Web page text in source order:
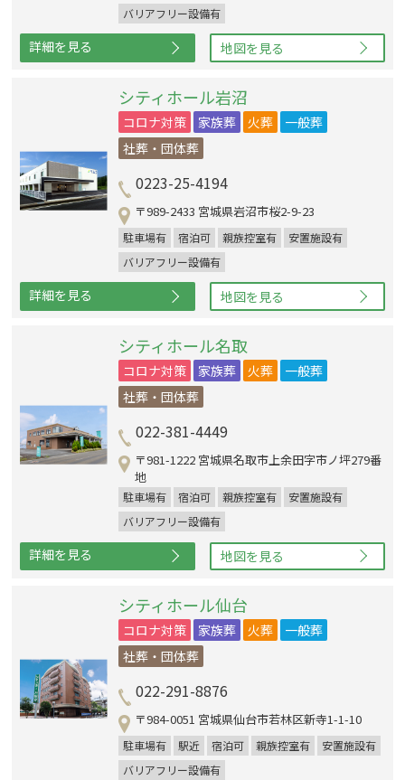
バリアフリー設備有
詳細を見る 地図を見る
シティホール岩沼
コロナ対策 家族葬 火葬
一般葬
社葬・団体葬
0223-25-4194
〒989-2433 宮城県岩沼市桜2-9-23
駐車場有 宿泊可 親族控室有
安置施設有
バリアフリー設備有
詳細を見る 地図を見る
シティホール名取
コロナ対策 家族葬 火葬
一般葬
社葬・団体葬
022-381-4449
〒981-1222 宮城県名取市上余田字市ノ坪279番
地
駐車場有 宿泊可 親族控室有
安置施設有
バリアフリー設備有
詳細を見る 地図を見る
シティホール仙台
コロナ対策 家族葬 火葬
一般葬
社葬・団体葬
022-291-8876
〒984-0051 宮城県仙台市若林区新寺1-1-10
駐車場有 駅近 宿泊可 親族控室有
安置施設有
バリアフリー設備有